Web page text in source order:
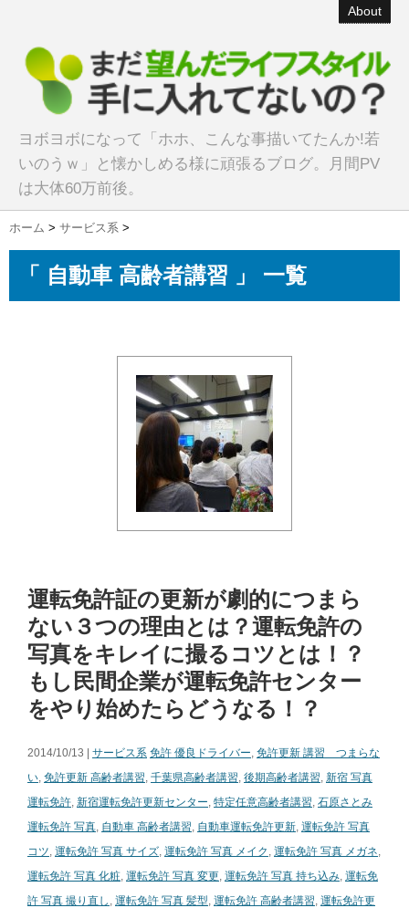
About
ヨボヨボになって「ホホ、こんな事描いてたんか!若
いのうｗ」と懐かしめる様に頑張るブログ。月間PV
は大体60万前後。
ホーム > サービス系 >
「 自動車 高齢者講習 」 一覧
運転免許証の更新が劇的につまら
ない３つの理由とは？運転免許の
写真をキレイに撮るコツとは！？
もし民間企業が運転免許センター
をやり始めたらどうなる！？
2014/10/13 | サービス系 免許 優良ドライバー, 免許更新 講習 つまらな
い, 免許更新 高齢者講習, 千葉県高齢者講習, 後期高齢者講習, 新宿 写真
運転免許, 新宿運転免許更新センター, 特定任意高齢者講習, 石原さとみ
運転免許 写真, 自動車 高齢者講習, 自動車運転免許更新, 運転免許 写真
コツ, 運転免許 写真 サイズ, 運転免許 写真 メイク , 運転免許 写真 メガネ,
運転免許 写真 化粧, 運転免許 写真 変更, 運転免許 写真 持ち込み, 運転免
許 写真 撮り直し , 運転免許 写真 髪型, 運転免許 高齢者講習, 運転免許更